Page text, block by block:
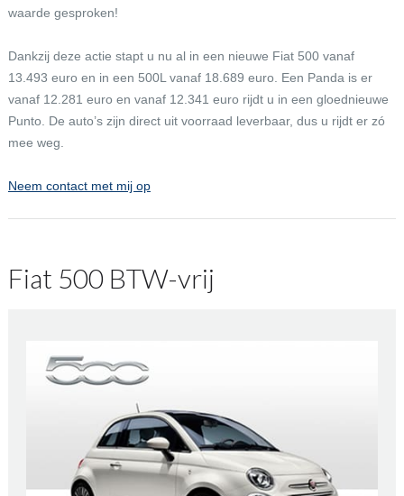
waarde gesproken!
Dankzij deze actie stapt u nu al in een nieuwe Fiat 500 vanaf
13.493 euro en in een 500L vanaf 18.689 euro. Een Panda is er
vanaf 12.281 euro en vanaf 12.341 euro rijdt u in een gloednieuwe
Punto. De auto’s zijn direct uit voorraad leverbaar, dus u rijdt er zó
mee weg.
Neem contact met mij op
Fiat 500 BTW-vrij